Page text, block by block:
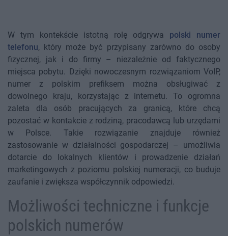
W tym kontekście istotną rolę odgrywa polski numer
telefonu, który może być przypisany zarówno do osoby
fizycznej, jak i do firmy – niezależnie od faktycznego
miejsca pobytu. Dzięki nowoczesnym rozwiązaniom VoIP,
numer z polskim prefiksem można obsługiwać z
dowolnego kraju, korzystając z internetu. To ogromna
zaleta dla osób pracujących za granicą, które chcą
pozostać w kontakcie z rodziną, pracodawcą lub urzędami
w Polsce. Takie rozwiązanie znajduje również
zastosowanie w działalności gospodarczej – umożliwia
dotarcie do lokalnych klientów i prowadzenie działań
marketingowych z poziomu polskiej numeracji, co buduje
zaufanie i zwiększa współczynnik odpowiedzi.
Możliwości techniczne i funkcje
polskich numerów